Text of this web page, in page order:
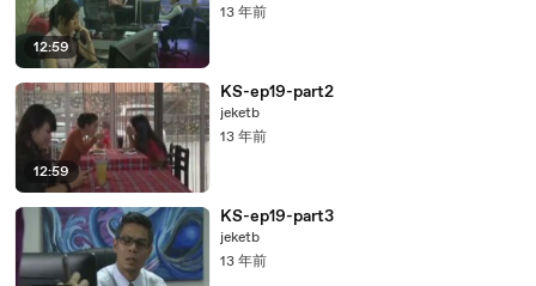
12:59
13 年前
12:59
KS-ep19-part2
jeketb
13 年前
KS-ep19-part3
jeketb
13 年前